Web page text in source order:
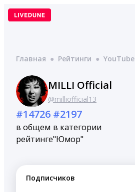
Перейти
Главная ● Рейтинги ● YouTube
MILLI Official
@milliofficial13
#14726
в общем
рейтинге
#2197
в категории
"Юмор"
Подписчиков